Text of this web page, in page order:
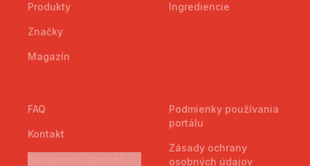
Produkty
Značky
Magazín
Ingrediencie
FAQ
Kontakt
Podmienky používania
portálu
Zásady ochrany
osobných údajov